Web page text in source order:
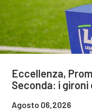
Eccellenza,
Seconda: i
Agosto 06,2026